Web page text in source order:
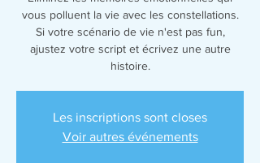
vous polluent la vie avec les constellations.
Si votre scénario de vie n'est pas fun,
ajustez votre script et écrivez une autre
histoire.
Les inscriptions sont closes
Voir autres événements